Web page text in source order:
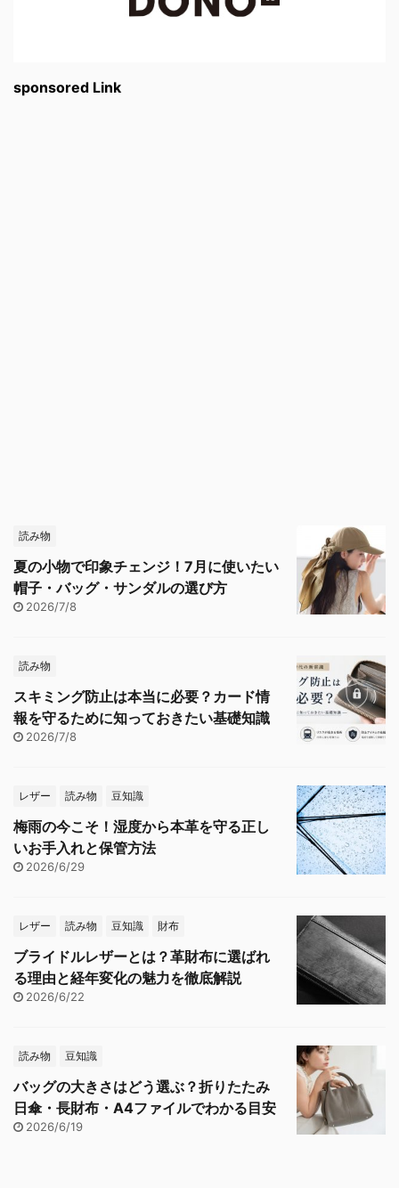
sponsored Link
読み物
夏の小物で印象チェンジ！7月に使いたい
帽子・バッグ・サンダルの選び方
2026/7/8
読み物
スキミング防止は本当に必要？カード情
報を守るために知っておきたい基礎知識
2026/7/8
レザー 読み物 豆知識
梅雨の今こそ！湿度から本革を守る正し
いお手入れと保管方法
2026/6/29
レザー 読み物 豆知識 財布
ブライドルレザーとは？革財布に選ばれ
る理由と経年変化の魅力を徹底解説
2026/6/22
読み物 豆知識
バッグの大きさはどう選ぶ？折りたたみ
日傘・長財布・A4ファイルでわかる目安
2026/6/19